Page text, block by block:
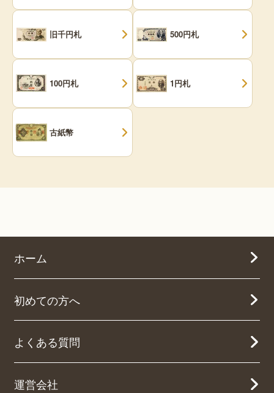
旧千円札 500円札
100円札 1円札
古紙幣
ホーム
初めての方へ
よくある質問
運営会社